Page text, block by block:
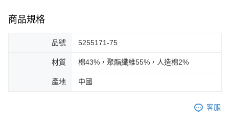
商品規格
品號 5255171-75
材質 棉43%，聚酯纖維55%，人造棉2%
產地 中國
客服